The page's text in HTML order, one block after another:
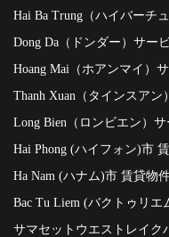
Hai Ba Trung（ハイバーチ
Dong Da（ドンダー）サー
Hoang Mai（ホアンマイ）
Thanh Xuan（タインスアン
Long Bien（ロンビエン）
Hai Phong (ハイフォン)市
Ha Nam (ハナム)市 賃貸物
Bac Tu Liem (バクトゥリエ
サマセットウエストレイク